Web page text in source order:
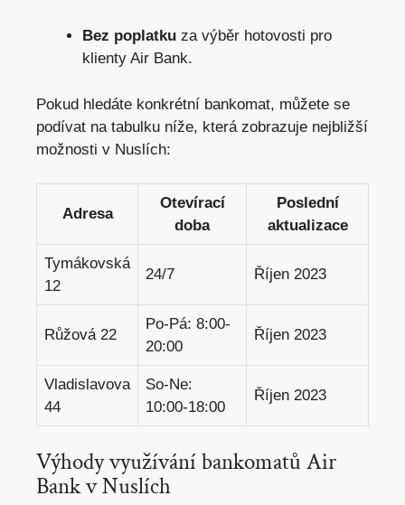
Bez poplatku za výběr hotovosti pro
klienty Air Bank.
Pokud hledáte konkrétní bankomat, můžete se
podívat na tabulku níže, která zobrazuje nejbližší
možnosti v Nuslích:
Adresa
Otevírací
doba
Poslední
aktualizace
Tymákovská
12
24/7 Říjen 2023
Růžová 22
Po-Pá: 8:00-
20:00
Říjen 2023
Vladislavova
44
So-Ne:
10:00-18:00
Říjen 2023
Výhody využívání bankomatů Air
Bank v Nuslích